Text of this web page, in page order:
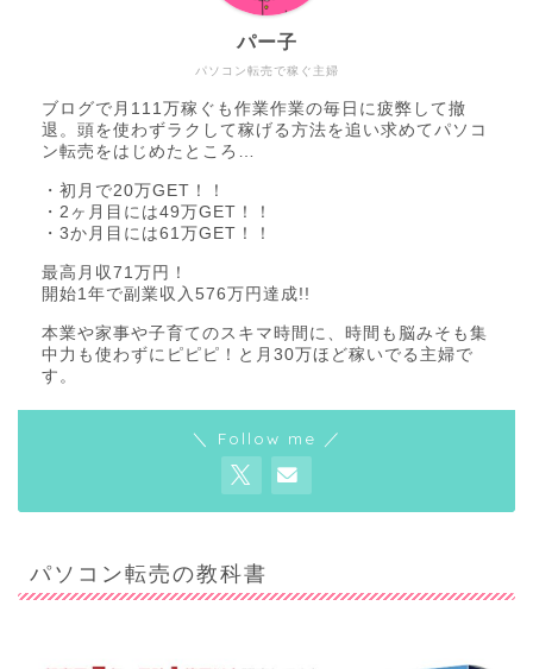
パソコン転売で稼ぐ主婦
パー子
ブログで月111万稼ぐも作業作業の毎日に疲弊して撤
退。頭を使わずラクして稼げる方法を追い求めてパソコ
ン転売をはじめたところ…
・初月で20万GET！！
・2ヶ月目には49万GET！！
・3か月目には61万GET！！
最高月収71万円！
開始1年で副業収入576万円達成!!
本業や家事や子育てのスキマ時間に、時間も脳みそも集
中力も使わずにピピピ！と月30万ほど稼いでる主婦で
す。
＼ Follow me ／
パソコン転売の教科書